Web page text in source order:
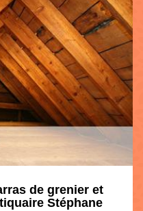
de grenier et
Stéphane